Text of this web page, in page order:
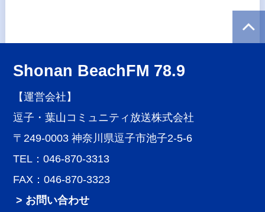
Shonan BeachFM 78.9
【運営会社】
逗子・葉山コミュニティ放送株式会社
〒249-0003 神奈川県逗子市池子2-5-6
TEL：046-870-3313
FAX：046-870-3323
> お問い合わせ